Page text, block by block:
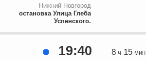
Нижний Новгород
остановка Улица Глеба
Успенского.
19:40 8ч 15мин